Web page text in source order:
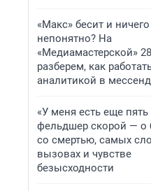
«Макс» бесит и ничего
непонятно? На
«Медиамастерской»
разберем, как
аналитикой в
«У меня есть еще пять
фельдшер скорой — о
со смертью, самых
вызовах и чувстве
безысходности